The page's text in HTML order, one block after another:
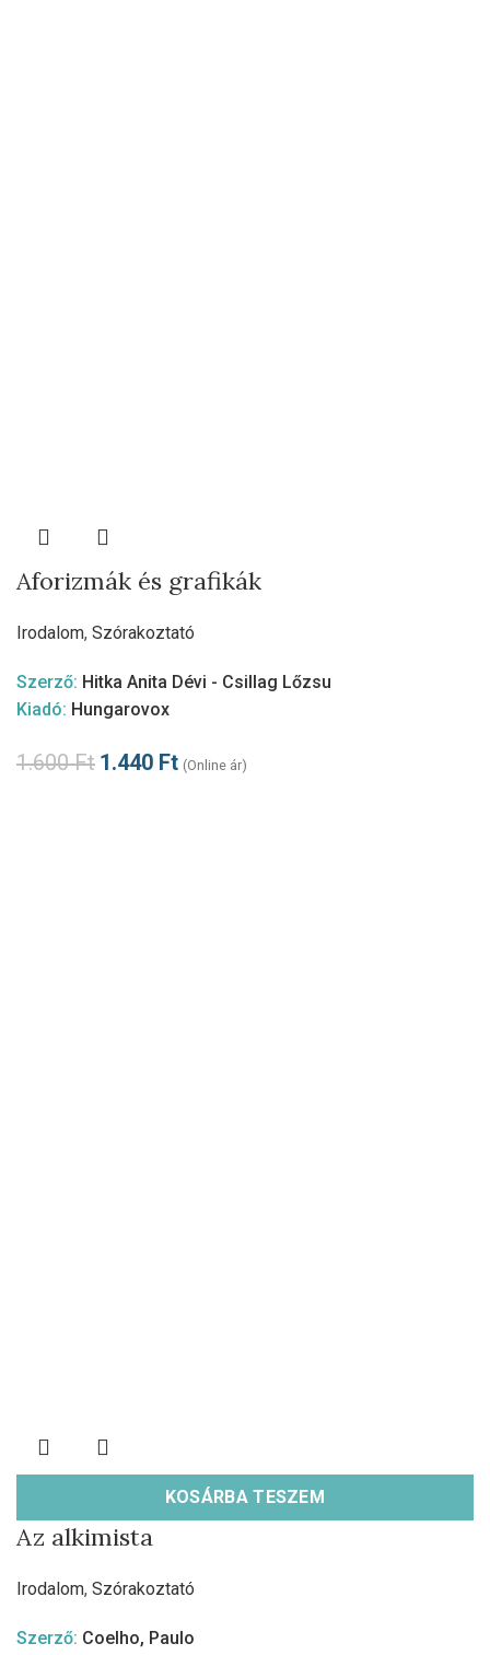
Aforizmák és grafikák
Irodalom, Szórakoztató
Szerző: Hitka Anita Dévi - Csillag Lőzsu
Kiadó: Hungarovox
1.600Ft 1.440 Ft (Online ár)
KOSÁRBA TESZEM
Az alkimista
Irodalom, Szórakoztató
Szerző: Coelho, Paulo